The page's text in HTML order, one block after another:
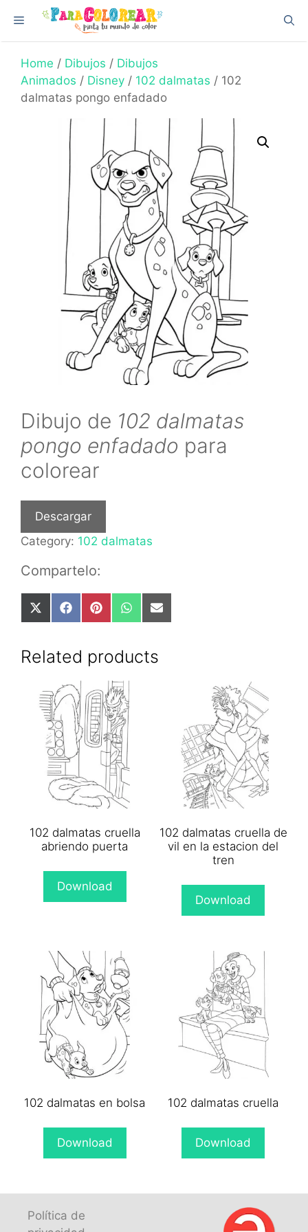
content
Menu
Home / Dibujos / Dibujos
Animados / Disney / 102 dalmatas / 102
dalmatas pongo enfadado
Dibujo de 102 dalmatas
pongo enfadado para
colorear
Descargar
Category: 102 dalmatas
Compartelo:
Share
on
(Twitter)
Share
on
Share
on
Share
on
Share
on
Related products
102 dalmatas cruella
abriendo puerta
Download
102 dalmatas cruella de
vil en la estacion del
tren
Download
102 dalmatas en bolsa
Download
102 dalmatas cruella
Download
Política de